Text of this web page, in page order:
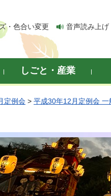
・色合い変更 音声読み上げ
しごと・産業
定例会 > 平成30年12月定例会